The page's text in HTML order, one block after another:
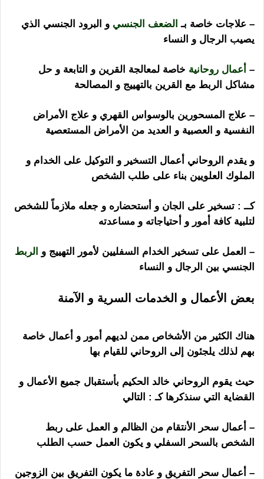
– علاجات خاصة بـ الضعف الجنسي و البرود الجنسي الذي
يصيب الرجال و النساء
– أعمال روحانية خاصة لمعالجة القرين و التابعة و حل
مشاكل الربط مع القرين بالتهييج و المصالحة
– علاج المسحورين بالوسواس القهري و علاج الأمراض
النفسية و العصبية و العديد من الأمراض المستعصية
و يقدم الروحاني أعمال التسخير و التوكيل على الخدام و
الملوك العلويين بناء على طلب الشخص
كــ : تسخير على الجان و أستحضاره و جعله ملازماً للشخص
لتلبية كافة أمور و أحتياجاته و مساعدته
– العمل على تسخير الخدام السفليين لأمور التهييج و الربط
الجنسي بين الرجال و النساء
بعض الأعمال و الخدمات السرية و الآمنة
هناك الكثير من الأشخاص ممن لديهم أمور و أعمال خاصة
بهم لذلك يلجئون إلى الروحاني للقيام بها
حيث يقوم الروحاني خالد الحكيم بأستقبال جميع الأعمال و
القضاية التي سنذكرها كـ : التالي
– أعمال سحر الأنتقام من الظالم و العمل على ربط
الشخص بالسحر السفلي و يكون العمل حسب الطلب
– أعمال سحر التفريق و عادة ما يكون التفريق بين الزوجين